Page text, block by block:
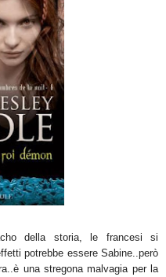
della storia, le francesi si
potrebbe essere Sabine..però
una stregona malvagia per la